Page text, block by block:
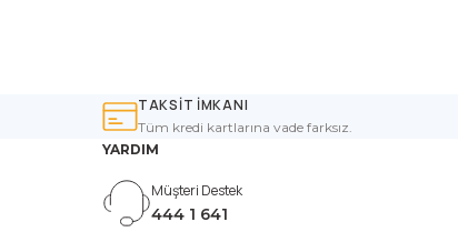
TAKSİT İMKANI
Tüm kredi kartlarına vade farksız.
YARDIM
Müşteri Destek
444 1 641